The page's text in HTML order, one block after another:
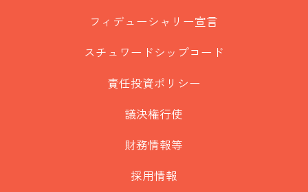
フィデューシャリー宣言
スチュワードシップコード
責任投資ポリシー
議決権行使
財務情報等
採用情報